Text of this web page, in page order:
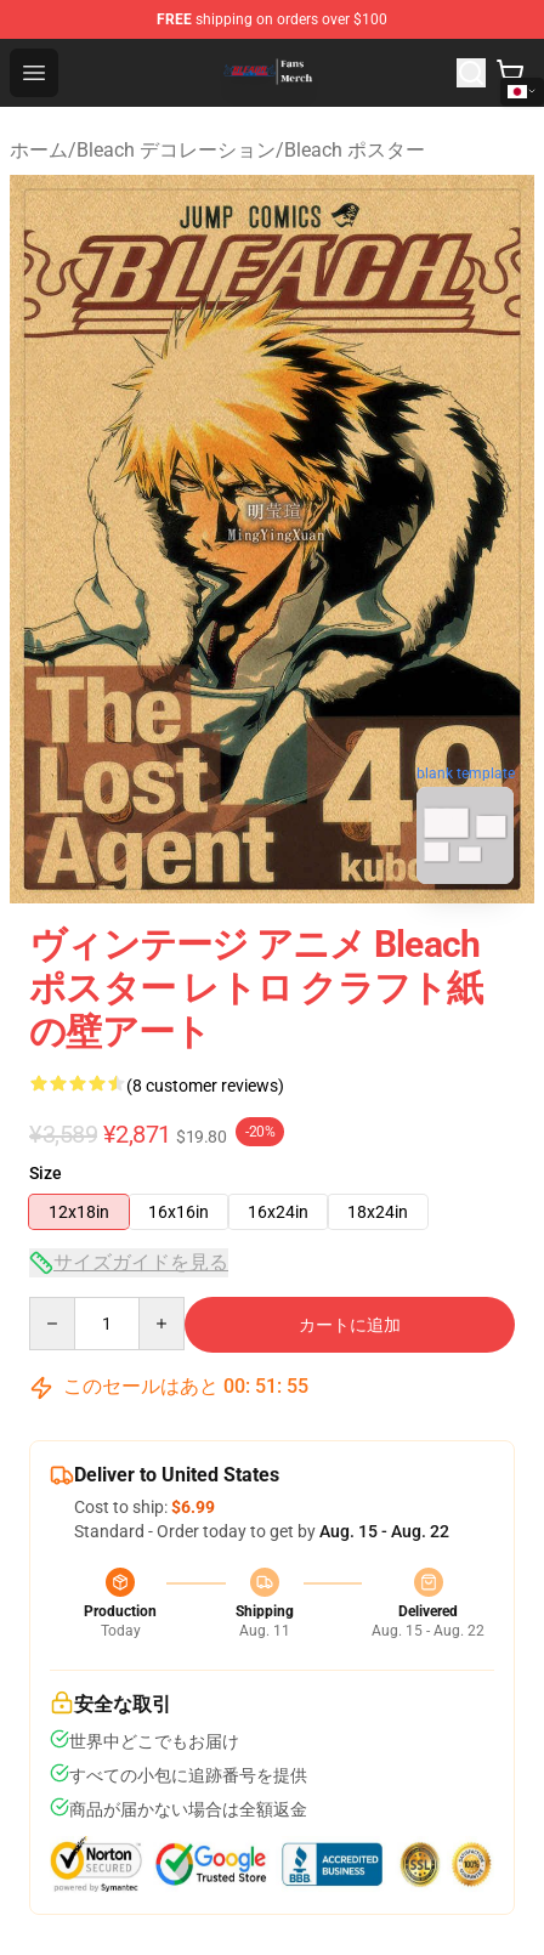
FREE shipping on orders over $100
Open menu
Bleach Store - Official Bleach Merchandise Shop
ホーム/Bleach デコレーション/Bleach ポスター
blank template
ヴィンテージ アニメ Bleach
ポスター レトロ クラフト紙
の壁アート
(8 customer reviews)
¥3,589 ¥2,871 $19.80 -20%
Size
12x18in
16x16in 16x24in 18x24in
サイズガイドを見る
カートに追加
このセールはあと 00: 51 : 54
Deliver to United States
Cost to ship:$6.99
Standard - Order today to get byAug. 15 - Aug. 22
Production
Today
Shipping
Aug. 11
Delivered
Aug. 15 - Aug. 22
安全な取引
世界中どこでもお届け
すべての小包に追跡番号を提供
商品が届かない場合は全額返金